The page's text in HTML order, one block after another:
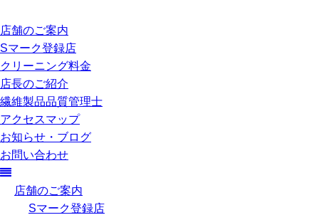
店舗のご案内
Sマーク登録店
クリーニング料金
店長のご紹介
繊維製品品質管理士
アクセスマップ
お知らせ・ブログ
お問い合わせ
店舗のご案内
Sマーク登録店